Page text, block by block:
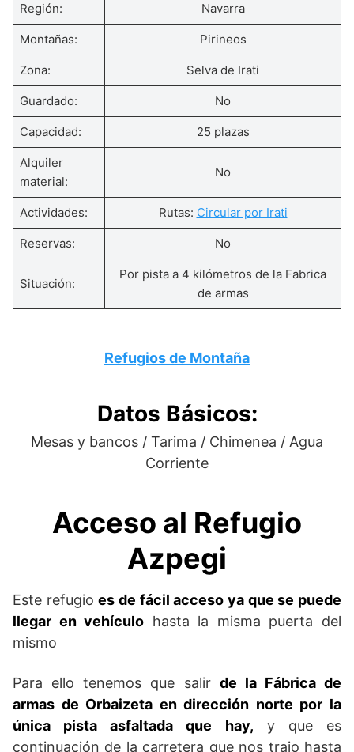
Región: Navarra
Montañas: Pirineos
Zona: Selva de Irati
Guardado: No
Capacidad: 25 plazas
Alquiler
material:
No
Actividades: Rutas: Circular por Irati
Reservas: No
Situación:
Por pista a 4 kilómetros de la Fabrica
de armas
Refugios de Montaña
Datos Básicos:
Mesas y bancos / Tarima / Chimenea / Agua
Corriente
Acceso al Refugio
Azpegi
Este refugioes de fácil acceso ya que se puede
llegar en vehículo hasta la misma puerta del
mismo
Para ello tenemos que salir de la Fábrica de
armas de Orbaizeta en dirección norte por la
única pista asfaltada que hay, y que es
continuación de la carretera que nos trajo hasta